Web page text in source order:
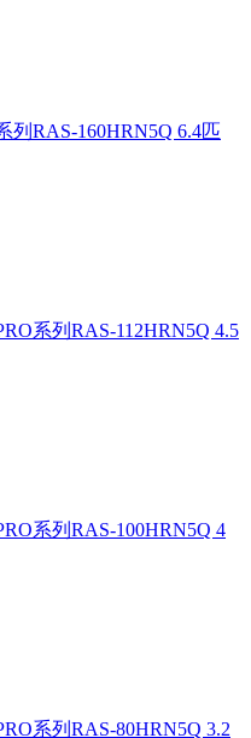
列RAS-160HRN5Q 6.4匹
系列RAS-112HRN5Q 4.5
系列RAS-100HRN5Q 4
系列RAS-80HRN5Q 3.2